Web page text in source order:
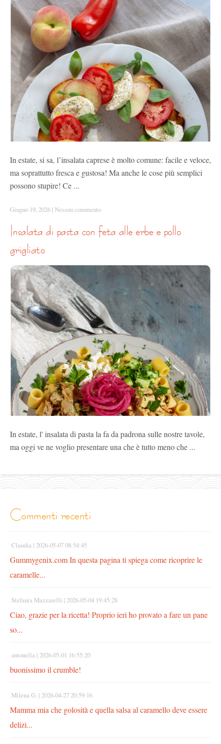
In estate, si sa, l’insalata caprese è molto comune: facile e veloce,
ma soprattutto fresca e gustosa! Ma anche le cose più semplici
possono stupire! Ce ...
Giugno 19, 2026 | Nessun commento
insalata di pasta con feta alle erbe e pollo
grigliato
In estate, l' insalata di pasta la fa da padrona sulle nostre tavole,
ma oggi ve ne voglio presentare una che è tutto meno che ...
commenti recenti
Claudia | 2026-05-07 08:54:45
Gummygenix.com In questa pagina ti spiega come ricoprire le
caramelle...
Stefania Mazzarelli | 2026-05-04 19:45:28
Ciao, grazie per la ricetta! Proprio ieri ho provato a fare un pane
so...
antonella | 2026-05-01 16:55:20
buonissimo il crumble!
Milena G. | 2026-04-27 20:59:16
Mamma mia che golosità e quella salsa al caramello deve essere
delizi...